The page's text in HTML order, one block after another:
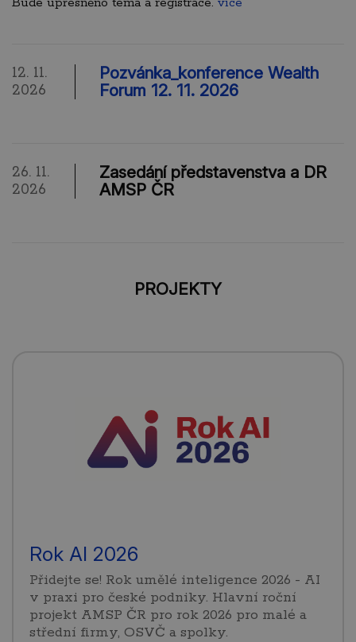
12. 11.
2026
Pozvánka_konference Wealth
Forum 12. 11. 2026
26. 11.
2026
Zasedání představenstva a DR
AMSP ČR
PROJEKTY
Rok AI 2026
Přidejte se! Rok umělé inteligence 2026 - AI
v praxi pro české podniky. Hlavní roční
projekt AMSP ČR pro rok 2026 pro malé a
střední firmy, OSVČ a spolky.